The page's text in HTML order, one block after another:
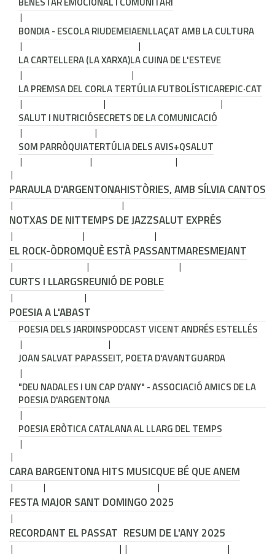
BONDIA - ESCOLA RIUDEMEIAENLLAÇAT AMB LA CULTURA
LA CARTELLERA (LA XARXA)LA CUINA DE L'ESTEVE
LA PREMSA DEL CORLA TERTÚLIA FUTBOLÍSTICAREPIC·CAT
SALUT I NUTRICIÓSECRETS DE LA COMUNICACIÓ
SOM PARRÒQUIATERTÚLIA DELS AVIS+QSALUT
PARAULA D'ARGENTONAHISTÒRIES, AMB SÍLVIA CANTOS
NOTXAS DE NITTEMPS DE JAZZSALUT EXPRÉS
EL ROCK-ÒDROMQUÈ ESTÀ PASSANTMARESMEJANT
CURTS I LLARGSREUNIÓ DE POBLE
POESIA A L'ABAST
POESIA DELS JARDINSPODCAST VICENT ANDRÉS ESTELLÉS
JOAN SALVAT PAPASSEIT, POETA D'AVANTGUARDA
"DEU NADALES I UN CAP D'ANY" - ASSOCIACIÓ AMICS DE LA
POESIA D'ARGENTONA
POESIA ERÒTICA CATALANA AL LLARG DEL TEMPS
CARA BARGENTONA HITS MUSICQUE BÉ QUE ANEM
FESTA MAJOR SANT DOMINGO 2025
RECORDANT EL PASSAT RESUM DE L'ANY 2025